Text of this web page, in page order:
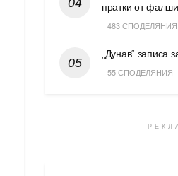
пратки от
483 СПОДЕЛЯНИЯ
„Дунав“ записа
55 СПОДЕЛЯНИЯ